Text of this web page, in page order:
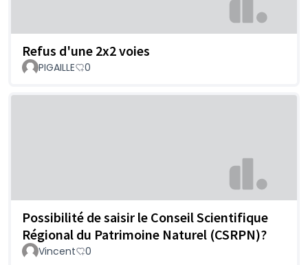
Refus d'une 2x2 voies
PIGAILLE 0
Possibilité de saisir le Conseil Scientifique
Régional du Patrimoine Naturel (CSRPN)?
Vincent 0